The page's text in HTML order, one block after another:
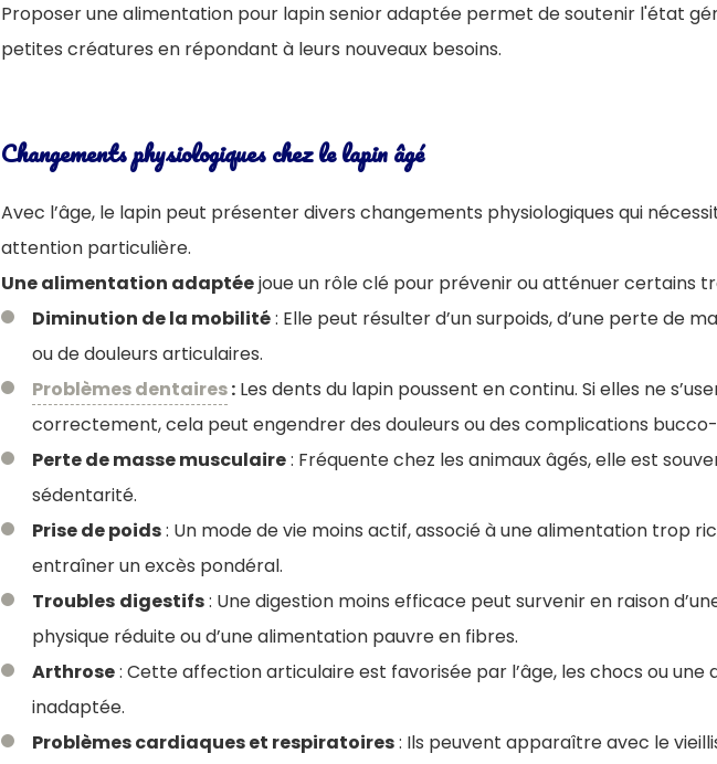
Proposer une alimentation pour lapin senior adaptée permet de soutenir l'état
petites créatures en répondant à leurs nouveaux besoins.
Changements physiologiques chez le lapin âgé
Avec l’âge, le lapin peut présenter divers changements physiologiques qui
attention particulière.
Une alimentation adaptéejoue un rôle clé pour prévenir ou atténuer certains
Diminution de la mobilité: Elle peut résulter d’un surpoids, d’une perte de
ou de douleurs articulaires.
Problèmes dentaires: Les dents du lapin poussent en continu. Si elles ne
correctement, cela peut engendrer des douleurs ou des complications
Perte de masse musculaire: Fréquente chez les animaux âgés, elle est
sédentarité.
Prise de poids: Un mode de vie moins actif, associé à une alimentation trop
entraîner un excès pondéral.
Troubles digestifs: Une digestion moins efficace peut survenir en raison
physique réduite ou d’une alimentation pauvre en fibres.
Arthrose: Cette affection articulaire est favorisée par l’âge, les chocs ou une
inadaptée.
Problèmes cardiaques et respiratoires: Ils peuvent apparaître avec le